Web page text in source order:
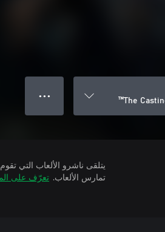
The
● ● ●
تمارس الألعاب. تعرّف على